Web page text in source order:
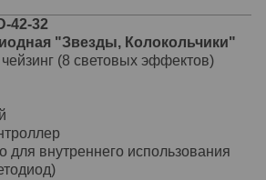
3 метра
наружного
42-32
"Звезды, Колокольчики"
(8 световых эффектов)
для внутреннего использования